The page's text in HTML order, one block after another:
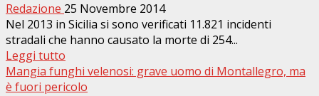
Redazione 25 Novembre 2014
Nel 2013 in Sicilia si sono verificati 11.821 incidenti
stradali che hanno causato la morte di 254...
Leggi tutto
Mangia funghi velenosi: grave uomo di Montallegro, ma
è fuori pericolo